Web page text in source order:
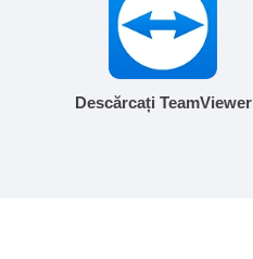
Descărcați TeamViewer